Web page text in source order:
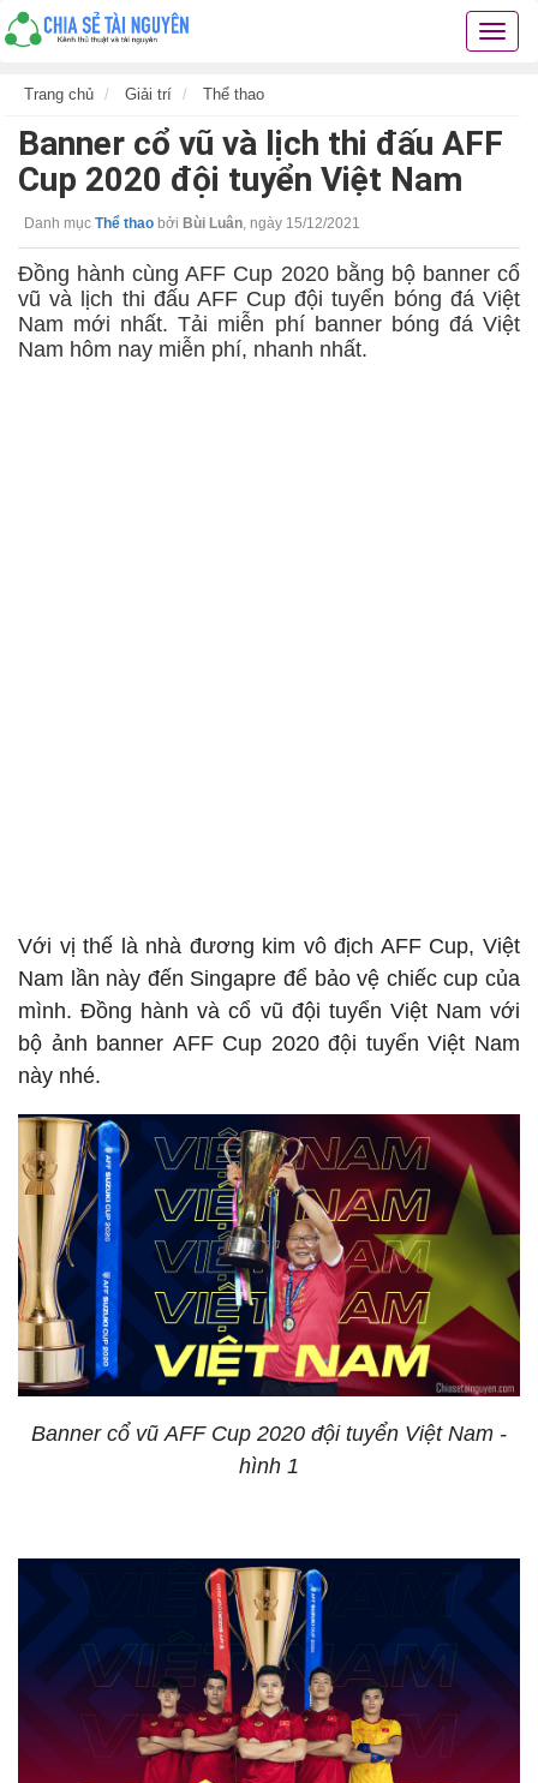
Chia
kiến
thủ
thuật
hay
Trang chủ Giải trí Thể thao
Banner cổ vũ và lịch thi đấu AFF
Cup 2020 đội tuyển Việt Nam
Danh mục Thể thao bởi Bùi Luân, ngày 15/12/2021
Đồng hành cùng AFF Cup 2020 bằng bộ banner cổ
vũ và lịch thi đấu AFF Cup đội tuyển bóng đá Việt
Nam mới nhất. Tải miễn phí banner bóng đá Việt
Nam hôm nay miễn phí, nhanh nhất.
Với vị thế là nhà đương kim vô địch AFF Cup, Việt
Nam lần này đến Singapre để bảo vệ chiếc cup của
mình. Đồng hành và cổ vũ đội tuyển Việt Nam với
bộ ảnh banner AFF Cup 2020 đội tuyển Việt Nam
này nhé.
Banner cổ vũ AFF Cup 2020 đội tuyển Việt Nam -
hình 1